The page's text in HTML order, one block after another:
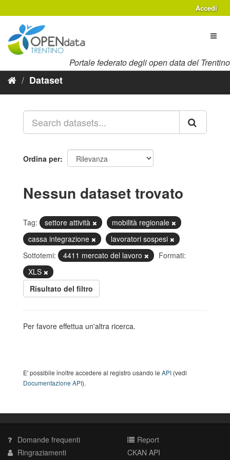
al
contenuto
Accedi
Portale federato degli open data del Trentino
Dataset
Ordina per
Nessun dataset trovato
Tag: settore attività
mobilità regionale
cassa integrazione
lavoratori sospesi
Sottotemi:
4411 mercato del lavoro
Formati:
XLS
Risultato del filtro
Per favore effettua un'altra ricerca.
E' possibile inoltre accedere al registro usando le API (vedi
Documentazione API).
Domande frequenti
Ringraziamenti
Report
CKAN API